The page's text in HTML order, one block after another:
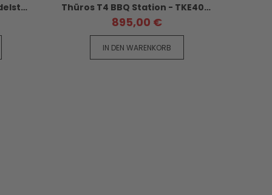
Thüros T3 BBQ Station - Edelstahl mit Schwenkhaube Thüros T4 BBQ Station - TKE4060BBQS
895,00 €
IN DEN WARENKORB